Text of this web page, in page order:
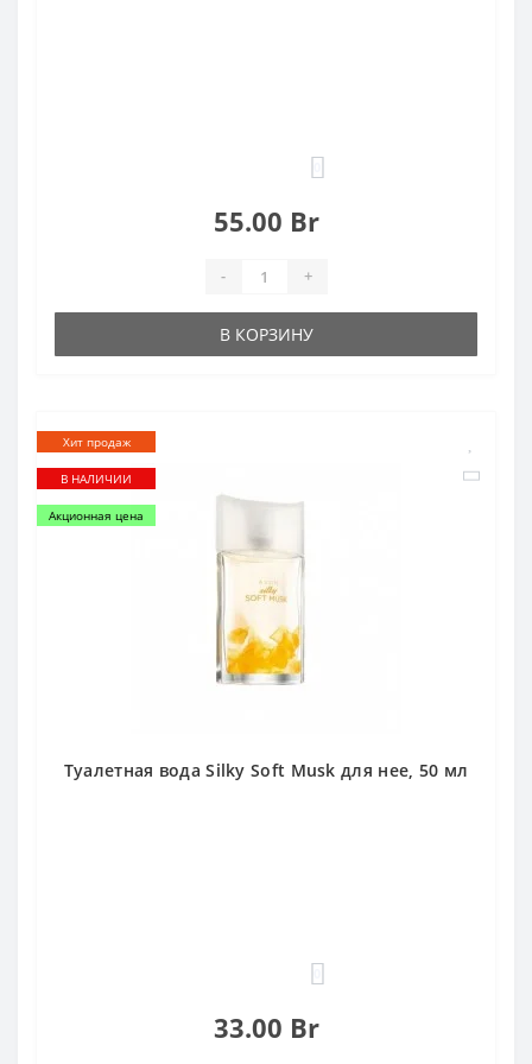
55.00 Br
- +
В КОРЗИНУ
Хит продаж
В НАЛИЧИИ
Акционная цена
Туалетная вода Silky Soft Musk для нее, 50 мл
33.00 Br